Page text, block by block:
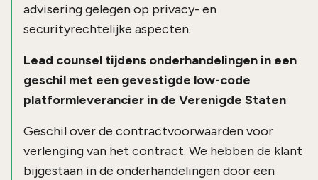
advisering gelegen op privacy- en
securityrechtelijke aspecten.
Lead counsel tijdens onderhandelingen in een
geschil met een gevestigde low-code
platformleverancier in de Verenigde Staten
Geschil over de contractvoorwaarden voor
verlenging van het contract. We hebben de klant
bijgestaan in de onderhandelingen door een